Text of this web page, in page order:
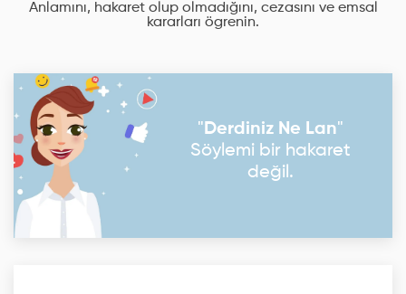
Anlamını, hakaret olup olmadığını, cezasını ve emsal
kararları ögrenin.
"Derdiniz Ne Lan"
Söylemi bir hakaret
değil.